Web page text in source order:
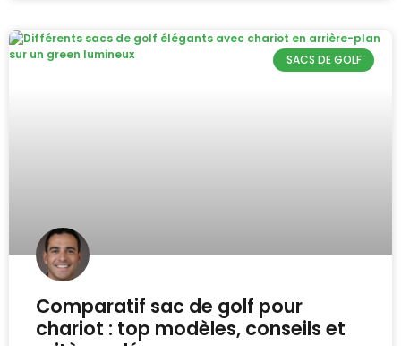
SACS DE GOLF
Comparatif sac de golf pour
chariot : top modèles, conseils et